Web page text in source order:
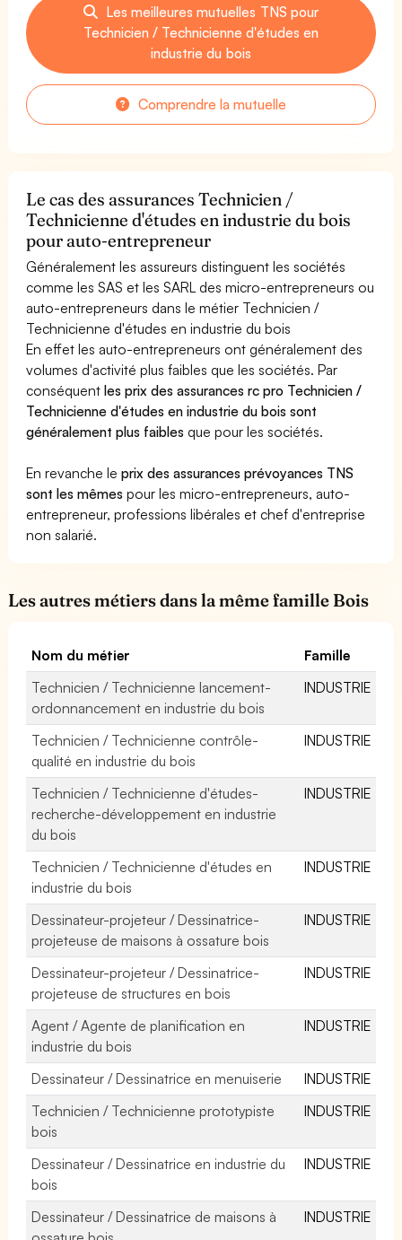
Les meilleures mutuelles TNS pour
Technicien / Technicienne d'études en
industrie du bois
Comprendre la mutuelle
Le cas des assurances Technicien /
Technicienne d'études en industrie du bois
pour auto-entrepreneur
Généralement les assureurs distinguent les sociétés
comme les SAS et les SARL des micro-entrepreneurs ou
auto-entrepreneurs dans le métier Technicien /
Technicienne d'études en industrie du bois
En effet les auto-entrepreneurs ont généralement des
volumes d'activité plus faibles que les sociétés. Par
conséquentles prix des assurances rc pro Technicien /
Technicienne d'études en industrie du bois sont
généralement plus faibles que pour les sociétés.
En revanche leprix des assurances prévoyances TNS
sont les mêmes pour les micro-entrepreneurs, auto-
entrepreneur, professions libérales et chef d'entreprise
non salarié.
Les autres métiers dans la même famille Bois
Nom du métier
Famille
Technicien / Technicienne lancement-
ordonnancement en industrie du bois
INDUSTRIE
Technicien / Technicienne contrôle-
qualité en industrie du bois
INDUSTRIE
Technicien / Technicienne d'études-
recherche-développement en industrie
du bois
INDUSTRIE
Technicien / Technicienne d'études en
industrie du bois
INDUSTRIE
Dessinateur-projeteur / Dessinatrice-
projeteuse de maisons à ossature bois
INDUSTRIE
Dessinateur-projeteur / Dessinatrice-
projeteuse de structures en bois
INDUSTRIE
Agent / Agente de planification en
industrie du bois
INDUSTRIE
Dessinateur / Dessinatrice en menuiserie
INDUSTRIE
Technicien / Technicienne prototypiste
bois
INDUSTRIE
Dessinateur / Dessinatrice en industrie du
bois
INDUSTRIE
Dessinateur / Dessinatrice de maisons à
INDUSTRIE